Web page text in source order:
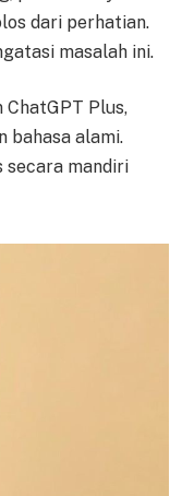
dari perhatian.
masalah ini.
Plus,
bahasa alami.
secara mandiri